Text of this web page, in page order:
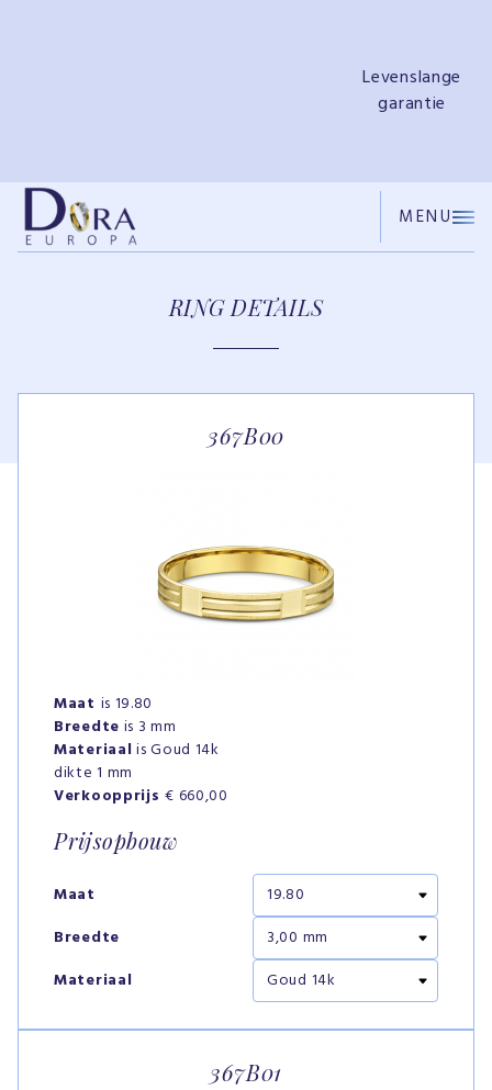
Gratis
ringendoosje
MENU
RING DETAILS
367B00
Maat is 19.80
Breedte is 3 mm
Materiaalis Goud 14k
dikte 1 mm
Verkoopprijs€ 660,00
Prijsopbouw
Maat
Breedte
Materiaal
367B01